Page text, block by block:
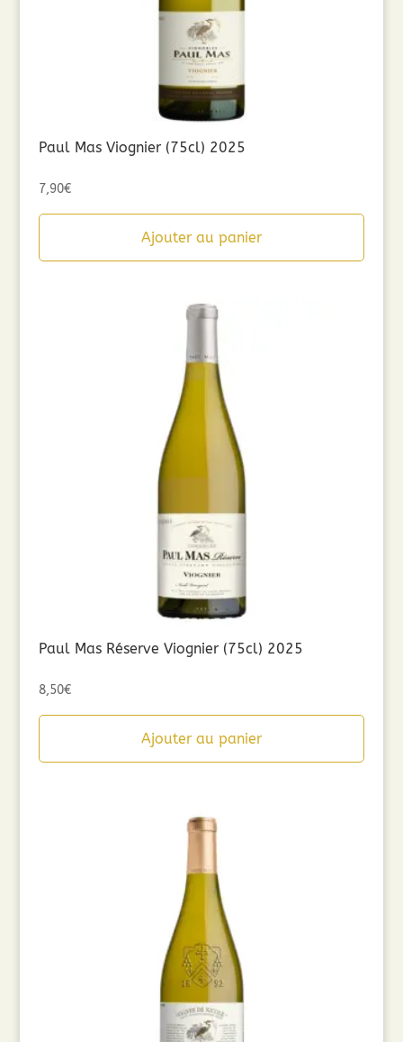
Paul Mas Viognier (75cl) 2025
7,90€
Ajouter au panier
Paul Mas Réserve Viognier (75cl) 2025
8,50€
Ajouter au panier